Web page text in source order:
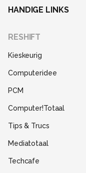
HANDIGE LINKS
RESHIFT
Kieskeurig
Computeridee
PCM
Computer!Totaal
Tips & Trucs
Mediatotaal
Techcafe